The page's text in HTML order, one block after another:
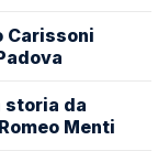
Carissoni
storia da
Menti